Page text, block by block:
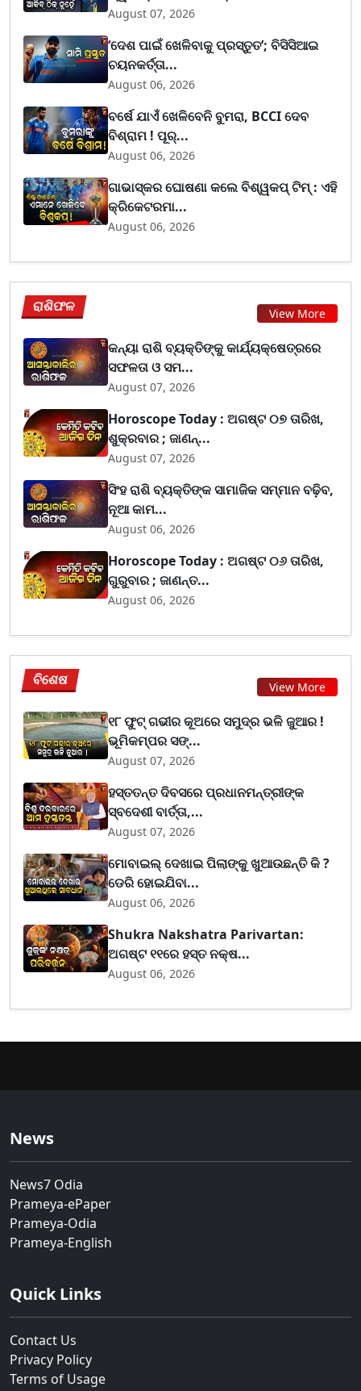
August 07, 2026
‘ଦେଶ ପାଇଁ ଖେଳିବାକୁ ପ୍ରସ୍ତୁତ’; ବିସିସିଆଇ
ଚୟନକର୍ତ୍ତା...
August 06, 2026
ବର୍ଷେ ଯାଏଁ ଖେଳିବେନି ବୁମରା, BCCI ଦେବ
ବିଶ୍ରାମ ! ପୂର୍...
August 06, 2026
ଗାଭାସ୍କର ଘୋଷଣା କଲେ ବିଶ୍ୱକପ୍ ଟିମ୍ : ଏହି
କ୍ରିକେଟରମା...
August 06, 2026
ରାଶିଫଳ View More
କନ୍ୟା ରାଶି ବ୍ୟକ୍ତିଙ୍କୁ କାର୍ଯ୍ୟକ୍ଷେତ୍ରରେ
ସଫଳତା ଓ ସମ...
August 07, 2026
Horoscope Today : ଅଗଷ୍ଟ ୦୭ ତାରିଖ,
ଶୁକ୍ରବାର ; ଜାଣନ୍...
August 07, 2026
ସିଂହ ରାଶି ବ୍ୟକ୍ତିଙ୍କ ସାମାଜିକ ସମ୍ମାନ ବଢ଼ିବ,
ନୂଆ କାମ...
August 06, 2026
Horoscope Today : ଅଗଷ୍ଟ ୦୬ ତାରିଖ,
ଗୁରୁବାର ; ଜାଣନ୍ତ...
August 06, 2026
ବିଶେଷ View More
୧୮ ଫୁଟ୍ ଗଭୀର କୂଅରେ ସମୁଦ୍ର ଭଳି ଜୁଆର !
ଭୂମିକମ୍ପର ସଙ୍...
August 07, 2026
ହସ୍ତତନ୍ତ ଦିବସରେ ପ୍ରଧାନମନ୍ତ୍ରୀଙ୍କ
ସ୍ବଦେଶୀ ବାର୍ତ୍ତା,...
August 07, 2026
ମୋବାଇଲ୍ ଦେଖାଇ ପିଲାଙ୍କୁ ଖୁଆଉଛନ୍ତି କି ?
ଡେରି ହୋଇଯିବା...
August 06, 2026
Shukra Nakshatra Parivartan:
ଅଗଷ୍ଟ ୧୧ରେ ହସ୍ତ ନକ୍ଷ...
August 06, 2026
News
News7 Odia
Prameya-ePaper
Prameya-Odia
Prameya-English
Quick Links
Contact Us
Privacy Policy
Terms of Usage